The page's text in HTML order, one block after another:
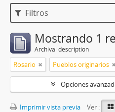
Filtros
Mostrando 1
Archival description
Rosario Pueblos originarios
Opciones
Imprimir vista previa
Ver :